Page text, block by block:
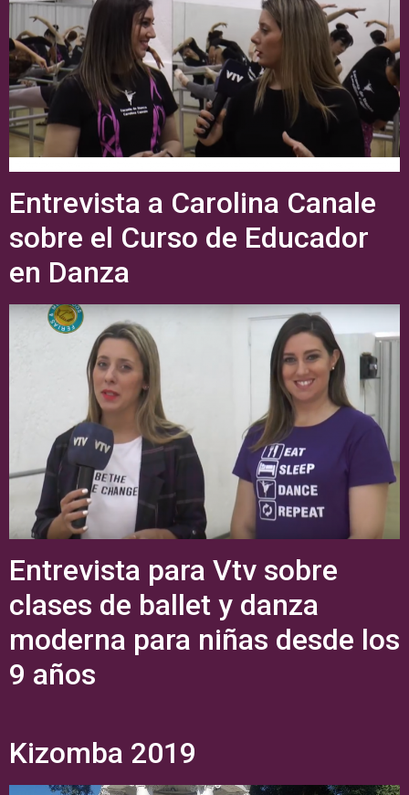
Entrevista a Carolina Canale
sobre el Curso de Educador
en Danza
Entrevista para Vtv sobre
clases de ballet y danza
moderna para niñas desde los
9 años
Kizomba 2019